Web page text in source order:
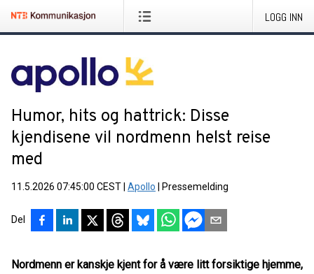
LOGG INN
Humor, hits og hattrick: Disse
kjendisene vil nordmenn helst reise
med
11.5.2026 07:45:00 CEST Apollo Pressemelding
Del
Nordmenn er kanskje kjent for å være litt forsiktige hjemme,